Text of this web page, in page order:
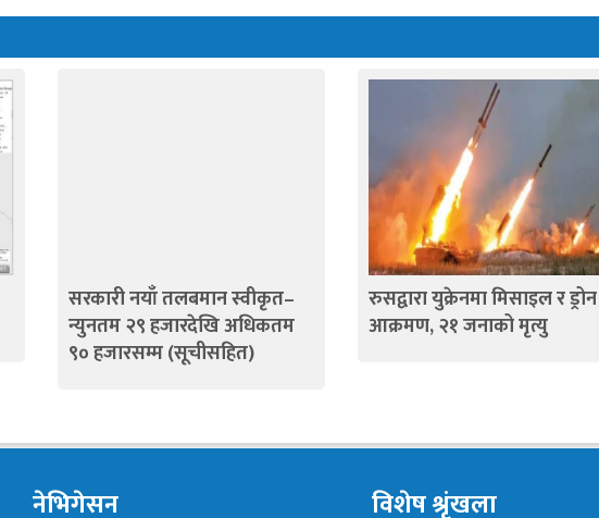
सरकारी नयाँ तलबमान स्वीकृत–
न्युनतम २९ हजारदेखि अधिकतम
९० हजारसम्म (सूचीसहित)
रुसद्वारा युक्रेनमा मिसाइल र ड्रोन
आक्रमण, २१ जनाको मृत्यु
नेभिगेसन विशेष श्रृंखला